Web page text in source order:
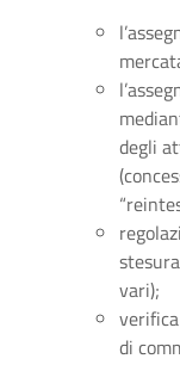
degli
vari);
di